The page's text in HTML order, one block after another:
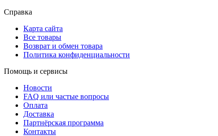
Справка
Карта сайта
Все товары
Возврат и обмен товара
Политика конфиденциальности
Помощь и сервисы
Новости
FAQ или частые вопросы
Оплата
Доставка
Партнёрская программа
Контакты